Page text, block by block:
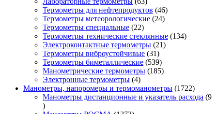
товара
Термометры для нефтепродуктов 4646
Термометры метеорологические 2424
Термометры специальные 2222
товара
Термометры технические стеклянные 134134
Электроконтактные термометры 2121
Термометры виброустойчивые 3131
товар
Термометры биметаллические 539539
товаров
Манометрические термометры 185185
Электронные термометры 44
товара
Манометры, напоромеры и термоманометры 17221722
товара
Манометры дистанционные и указатель расхода 9
9